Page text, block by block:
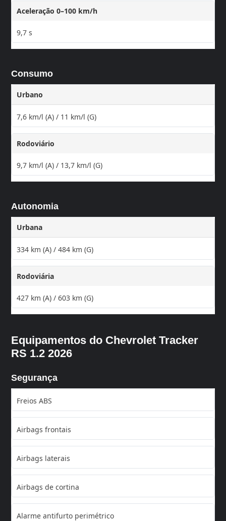
Aceleração 0–100 km/h
9,7 s
Consumo
Urbano
7,6 km/l (A) / 11 km/l (G)
Rodoviário
9,7 km/l (A) / 13,7 km/l (G)
Autonomia
Urbana
334 km (A) / 484 km (G)
Rodoviária
427 km (A) / 603 km (G)
Equipamentos do Chevrolet Tracker
RS 1.2 2026
Segurança
Freios ABS
Airbags frontais
Airbags laterais
Airbags de cortina
Alarme antifurto perimétrico